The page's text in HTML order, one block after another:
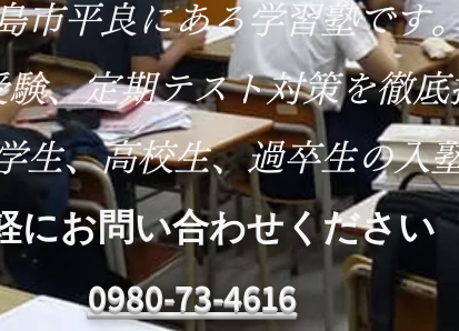
市平良にある学習塾です
、定期テスト対策を徹
生、高校生、過卒生の入
にお問い合わせください
0980-73-4616